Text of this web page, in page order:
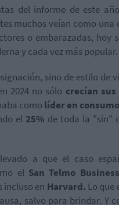
del informe de este
muchos veían como
o embarazadas, hoy
y cada vez más popular.
sino de estilo de
2024 no sólo crecían
como líder en
el 25% de toda la "sin"
a que el caso
el San Telmo
incluso en Harvard. Lo que
salvo para brindar. Y